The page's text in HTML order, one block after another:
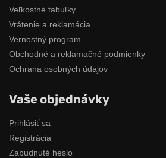
Veľkostné tabuľky
Vrátenie a reklamácia
Vernostný program
Obchodné a reklamačné podmienky
Ochrana osobných údajov
Vaše objednávky
Prihlásiť sa
Registrácia
Zabudnuté heslo